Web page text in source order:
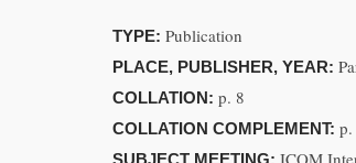
TYPE: Publication
PLACE, PUBLISHER, YEAR:
COLLATION: p. 8
COLLATION COMPLEMENT: p.
SUBJECT MEETING: ICOM